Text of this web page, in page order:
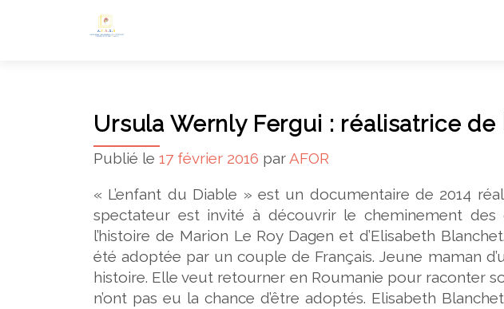
Ursula Wernly Fergui : réalisatrice de
Publié le 17 février 2016 par AFOR
« L’enfant du Diable » est un documentaire de 2014
spectateur est invité à découvrir le cheminement des
l’histoire de Marion Le Roy Dagen et d’Elisabeth
été adoptée par un couple de Français. Jeune maman
histoire. Elle veut retourner en Roumanie pour raconter
n’ont pas eu la chance d’être adoptés. Elisabeth